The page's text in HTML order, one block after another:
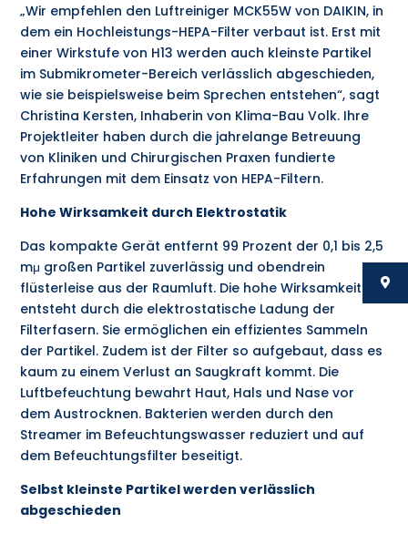
„Wir empfehlen den Luftreiniger MCK55W von DAIKIN, in
dem ein Hochleistungs-HEPA-Filter verbaut ist. Erst mit
einer Wirkstufe von H13 werden auch kleinste Partikel
im Submikrometer-Bereich verlässlich abgeschieden,
wie sie beispielsweise beim Sprechen entstehen“, sagt
Christina Kersten, Inhaberin von Klima-Bau Volk. Ihre
Projektleiter haben durch die jahrelange Betreuung
von Kliniken und Chirurgischen Praxen fundierte
Erfahrungen mit dem Einsatz von HEPA-Filtern.
Hohe Wirksamkeit durch Elektrostatik
Das kompakte Gerät entfernt 99 Prozent der 0,1 bis 2,5
mμ großen Partikel zuverlässig und obendrein
flüsterleise aus der Raumluft. Die hohe Wirksamkeit
entsteht durch die elektrostatische Ladung der
Filterfasern. Sie ermöglichen ein effizientes Sammeln
der Partikel. Zudem ist der Filter so aufgebaut, dass es
kaum zu einem Verlust an Saugkraft kommt. Die
Luftbefeuchtung bewahrt Haut, Hals und Nase vor
dem Austrocknen. Bakterien werden durch den
Streamer im Befeuchtungswasser reduziert und auf
dem Befeuchtungsfilter beseitigt.
Selbst kleinste Partikel werden verlässlich
abgeschieden